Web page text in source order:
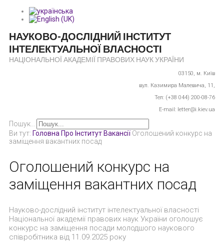
НАУКОВО-ДОСЛІДНИЙ ІНСТИТУТ
ІНТЕЛЕКТУАЛЬНОЇ ВЛАСНОСТІ
НАЦІОНАЛЬНОЇ АКАДЕМІЇ ПРАВОВИХ НАУК УКРАЇНИ
03150, м. Київ
вул. Казимира Малевича, 11,
Тел: (+38 044) 200-08-76
E-mail: letter@i.kiev.ua
Пошук...
Ви тут: Головна Про Інститут Вакансії Оголошений конкурс на
заміщення вакантних посад
Оголошений конкурс на
заміщення вакантних посад
Науково-дослідний інститут інтелектуальної власності
Національної академії правових наук України оголошує
конкурс на заміщення посади молодшого наукового
співробітника від 11.09.2025 року